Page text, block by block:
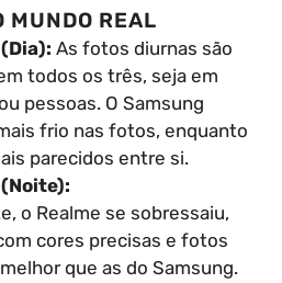
MUNDO REAL
As fotos diurnas são
todos os três, seja em
pessoas. O Samsung
frio nas fotos, enquanto
parecidos entre si.
o Realme se sobressaiu,
cores precisas e fotos
que as do Samsung.